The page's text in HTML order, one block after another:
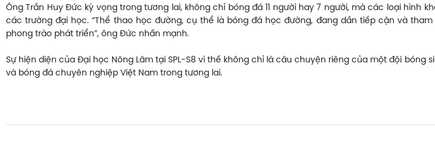
Ông Trần Huy Đức kỳ vọng trong tương lai, không chỉ bóng đá 11 người hay 7 người, mà các loại
các trường đại học. “Thể thao học đường, cụ thể là bóng đá học đường, đang dần tiếp cận và
phong trào phát triển”, ông Đức nhấn mạnh.
Sự hiện diện của Đại học Nông Lâm tại SPL-S8 vì thế không chỉ là câu chuyện riêng của một đội
và bóng đá chuyên nghiệp Việt Nam trong tương lai.